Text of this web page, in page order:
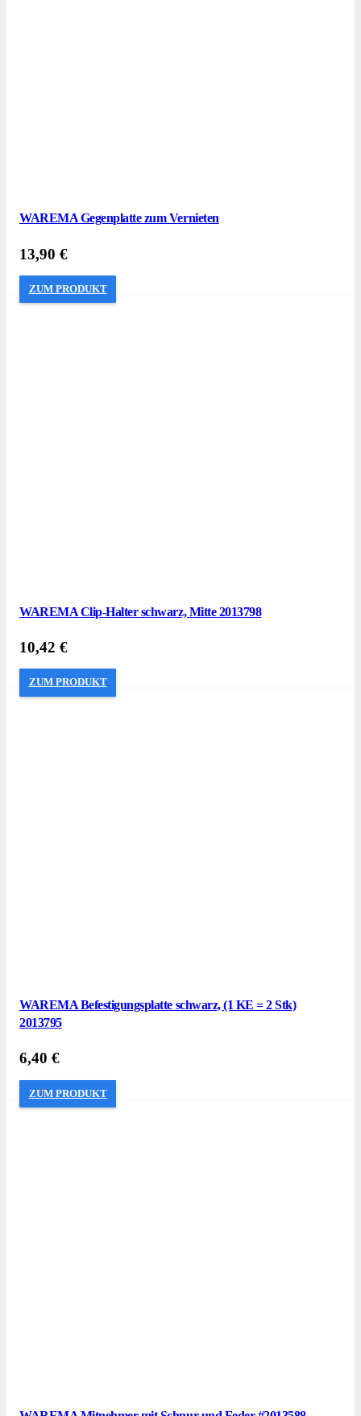
WAREMA Gegenplatte zum Vernieten
13,90 €
ZUM PRODUKT
WAREMA Clip-Halter schwarz, Mitte 2013798
10,42 €
ZUM PRODUKT
WAREMA Befestigungsplatte schwarz, (1 KE = 2 Stk)
2013795
6,40 €
ZUM PRODUKT